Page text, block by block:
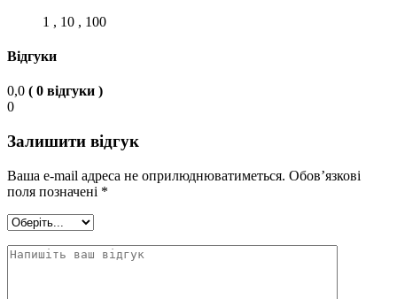
1 , 10 , 100
Відгуки
0,0 ( 0 відгуки )
0
Залишити відгук
Ваша e-mail адреса не оприлюднюватиметься. Обов’язкові
поля позначені *